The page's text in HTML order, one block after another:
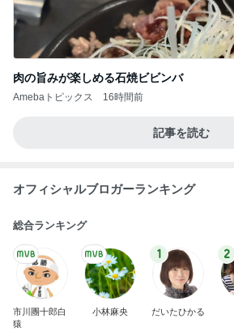
肉の旨みが楽しめる石焼ビビンバ
Amebaトピックス 16時間前
記事を読む
オフィシャルブロガーランキング
総合ランキング
市川團十郎白
猿
小林麻央
1
だいたひかる
2